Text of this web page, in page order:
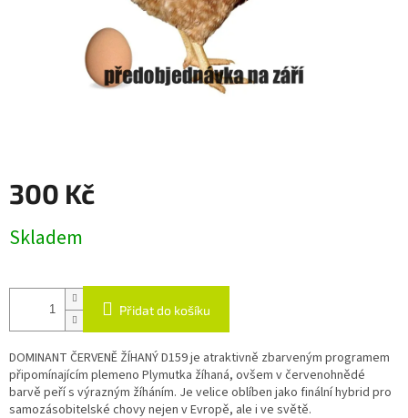
300 Kč
cena:
Skladem
Přidat do košíku
DOMINANT ČERVENĚ ŽÍHANÝ D159 je atraktivně zbarveným programem
připomínajícím plemeno Plymutka žíhaná, ovšem v červenohnědé
barvě peří s výrazným žíháním. Je velice oblíben jako finální hybrid pro
samozásobitelské chovy nejen v Evropě, ale i ve světě.